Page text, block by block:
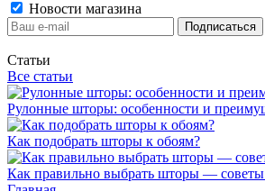
Новости магазина
Статьи
Все статьи
Рулонные шторы: особенности и
Как подобрать шторы к обоям?
Как правильно выбрать шторы —